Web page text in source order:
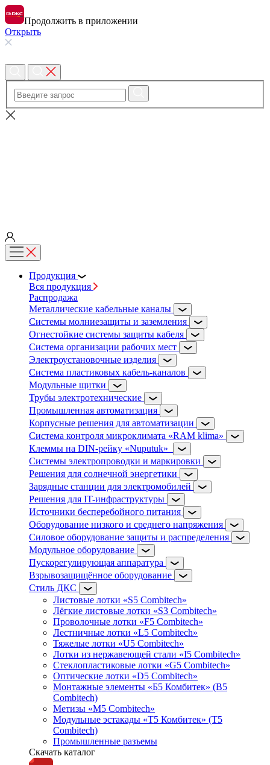
Продолжить в приложении
Открыть
Продукция
Вся продукция
Распродажа
Металлические кабельные каналы
Системы молниезащиты и заземления
Огнестойкие системы защиты кабеля
Система организации рабочих мест
Электроустановочные изделия
Система пластиковых кабель-каналов
Модульные щитки
Трубы электротехнические
Промышленная автоматизация
Корпусные решения для автоматизации
Система контроля микроклимата «RAM klima»
Клеммы на DIN-рейку «Nuputuk»
Системы электропроводки и маркировки
Решения для солнечной энергетики
Зарядные станции для электромобилей
Решения для IT-инфраструктуры
Источники бесперебойного питания
Оборудование низкого и среднего напряжения
Силовое оборудование защиты и распределения
Модульное оборудование
Пускорегулирующая аппаратура
Взрывозащищённое оборудование
Стиль ДКС
Листовые лотки «S5 Combitech»
Лёгкие листовые лотки «S3 Combitech»
Проволочные лотки «F5 Combitech»
Лестничные лотки «L5 Combitech»
Тяжелые лотки «U5 Combitech»
Лотки из нержавеющей стали «I5 Combitech»
Стеклопластиковые лотки «G5 Combitech»
Оптические лотки «D5 Combitech»
Монтажные элементы «Б5 Комбитек» (B5
Combitech)
Метизы «M5 Combitech»
Модульные эстакады «Т5 Комбитек» (T5
Combitech)
Промышленные разъемы
Скачать каталог